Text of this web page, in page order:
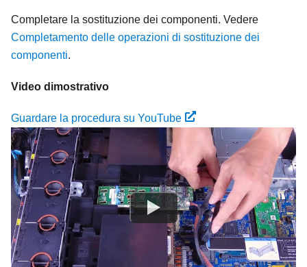
Completare la sostituzione dei componenti. Vedere
Completamento delle operazioni di sostituzione dei
componenti.
Video dimostrativo
Guardare la procedura su YouTube